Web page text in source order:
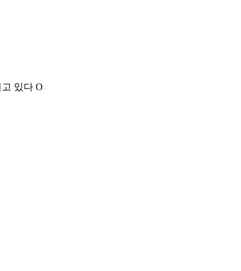
있다 O